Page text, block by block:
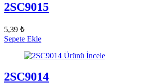
2SC9015
5,39 ₺
Sepete Ekle
Ürünü İncele
2SC9014